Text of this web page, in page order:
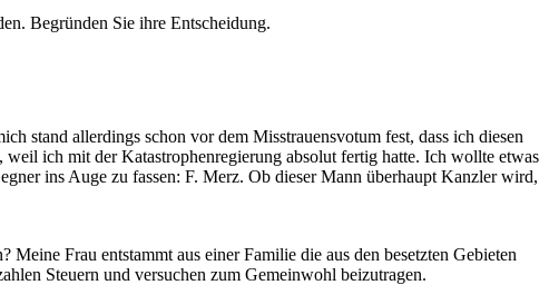
Begründen Sie ihre Entscheidung.
stand allerdings schon vor dem Misstrauensvotum fest, dass ich diesen
ich mit der Katastrophenregierung absolut fertig hatte. Ich wollte etwas
ins Auge zu fassen: F. Merz. Ob dieser Mann überhaupt Kanzler wird,
Frau entstammt aus einer Familie die aus den besetzten Gebieten
Steuern und versuchen zum Gemeinwohl beizutragen.